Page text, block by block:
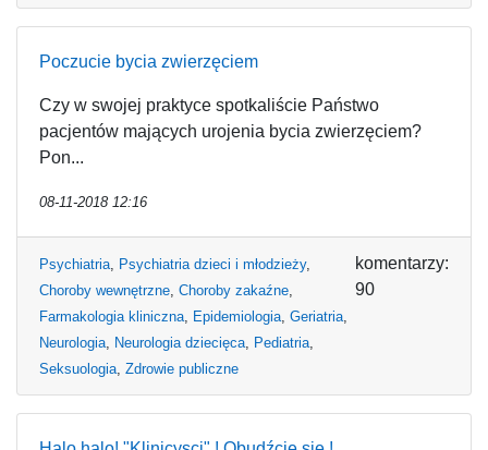
Poczucie bycia zwierzęciem
Czy w swojej praktyce spotkaliście Państwo
pacjentów mających urojenia bycia zwierzęciem?
Pon...
08-11-2018 12:16
Psychiatria, Psychiatria dzieci i młodzieży,
Choroby wewnętrzne, Choroby zakaźne,
Farmakologia kliniczna, Epidemiologia, Geriatria,
Neurologia, Neurologia dziecięca, Pediatria,
Seksuologia, Zdrowie publiczne
komentarzy:
90